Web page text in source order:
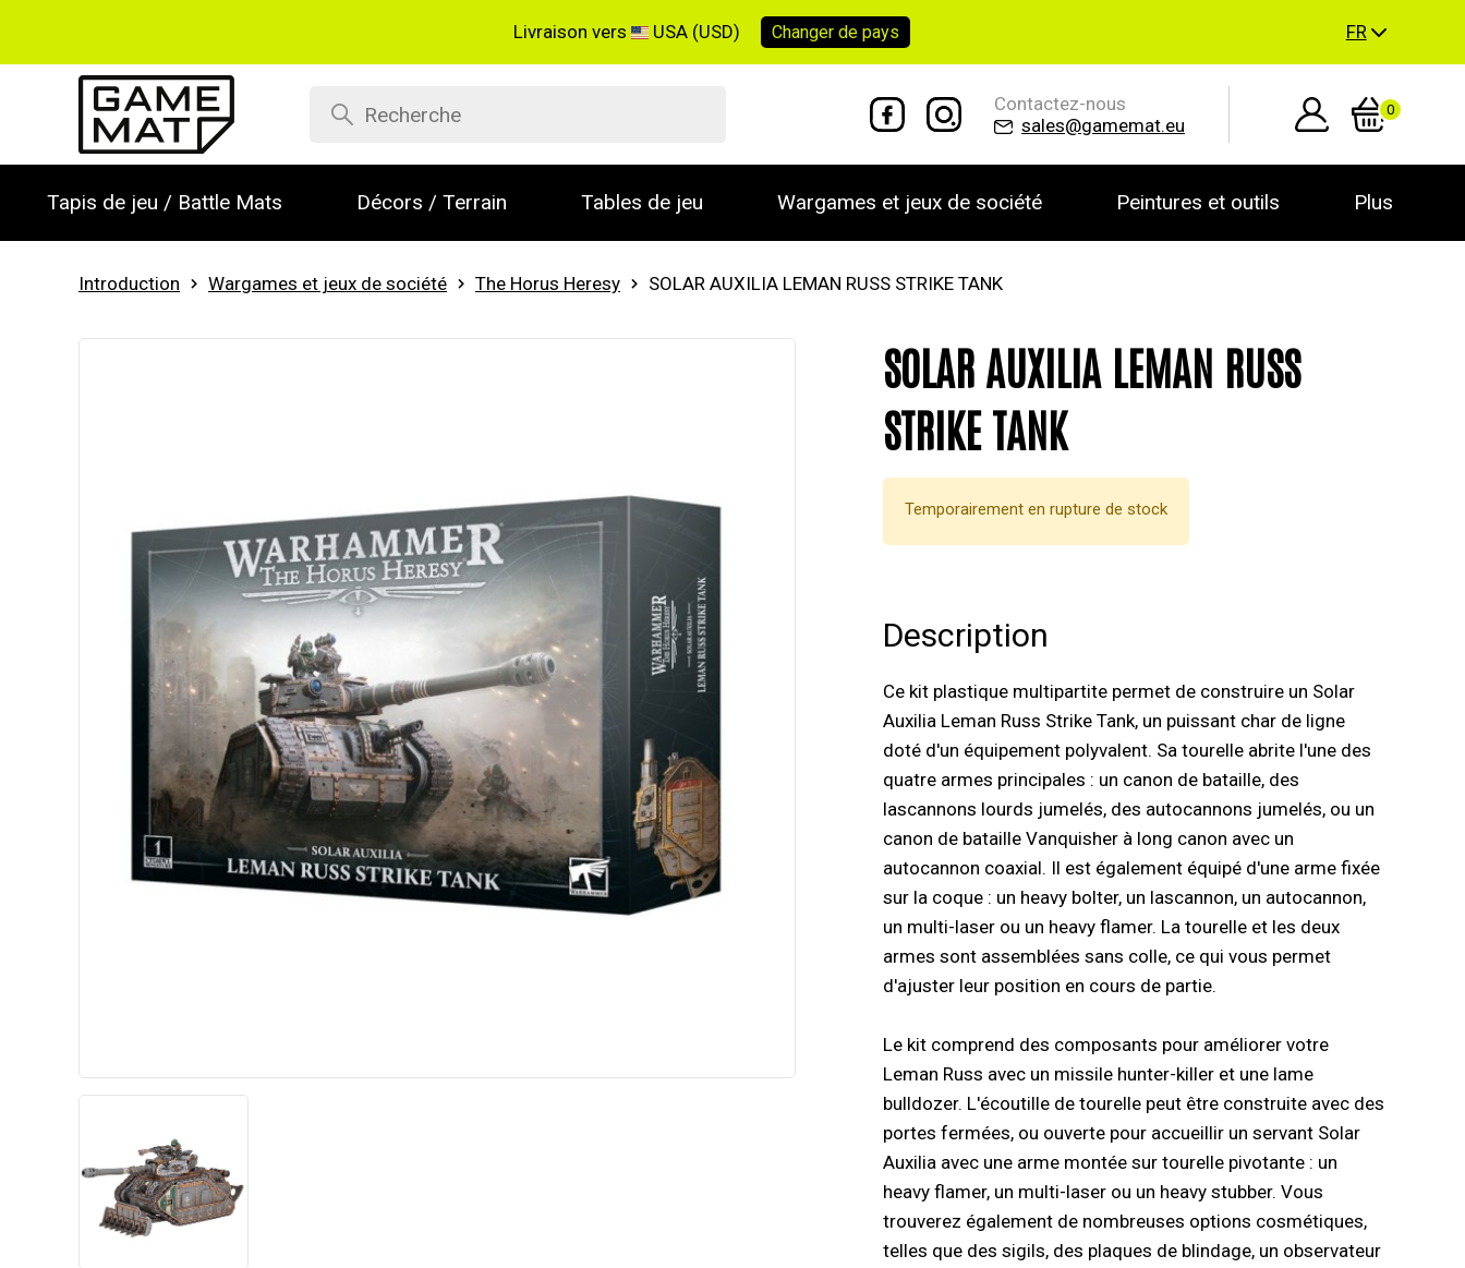
Livraison vers USA (USD) Changer depays FR
Contactez-nous
sales@gamemat.eu
0
Tapis de jeu / Battle Mats Décors / Terrain Tables de jeu Wargames et jeux de société Peintures et outils Plus
Introduction Wargames et jeux de société The Horus Heresy SOLAR AUXILIA LEMAN RUSS STRIKE TANK
SOLAR AUXILIA LEMAN RUSS
STRIKE TANK
Temporairement en rupture de stock
Description
Ce kit plastique multipartite permet de construire un Solar
Auxilia Leman Russ Strike Tank, un puissant char de ligne
doté d'un équipement polyvalent. Sa tourelle abrite l'une des
quatre armes principales : un canon de bataille, des
lascannons lourds jumelés, des autocannons jumelés, ou un
canon de bataille Vanquisher à long canon avec un
autocannon coaxial. Il est également équipé d'une arme fixée
sur la coque : un heavy bolter, un lascannon, un autocannon,
un multi-laser ou un heavy flamer. La tourelle et les deux
armes sont assemblées sans colle, ce qui vous permet
d'ajuster leur position en cours de partie.
Le kit comprend des composants pour améliorer votre
Leman Russ avec un missile hunter-killer et une lame
bulldozer. L'écoutille de tourelle peut être construite avec des
portes fermées, ou ouverte pour accueillir un servant Solar
Auxilia avec une arme montée sur tourelle pivotante : un
heavy flamer, un multi-laser ou un heavy stubber. Vous
trouverez également de nombreuses options cosmétiques,
telles que des sigils, des plaques de blindage, un observateur